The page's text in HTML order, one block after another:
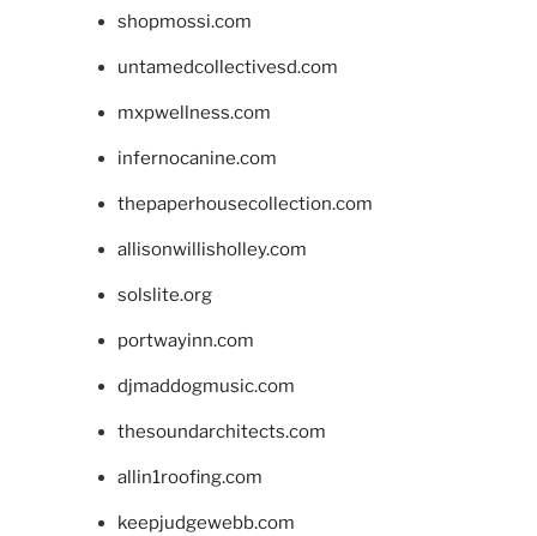
shopmossi.com
untamedcollectivesd.com
mxpwellness.com
infernocanine.com
thepaperhousecollection.com
allisonwillisholley.com
solslite.org
portwayinn.com
djmaddogmusic.com
thesoundarchitects.com
allin1roofing.com
keepjudgewebb.com